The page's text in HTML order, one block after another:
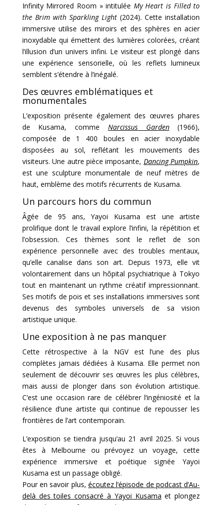
Infinity Mirrored Room » intitulée My Heart is Filled to
the Brim with Sparkling Light (2024). Cette installation
immersive utilise des miroirs et des sphères en acier
inoxydable qui émettent des lumières colorées, créant
l’illusion d’un univers infini. Le visiteur est plongé dans
une expérience sensorielle, où les reflets lumineux
semblent s’étendre à l’inégalé.
Des œuvres emblématiques et
monumentales
L’exposition présente également des œuvres phares
de Kusama, comme Narcissus Garden(1966),
composée de 1 400 boules en acier inoxydable
disposées au sol, reflétant les mouvements des
visiteurs. Une autre pièce imposante, Dancing Pumpkin,
est une sculpture monumentale de neuf mètres de
haut, emblème des motifs récurrents de Kusama.
Un parcours hors du commun
Âgée de 95 ans, Yayoi Kusama est une artiste
prolifique dont le travail explore l’infini, la répétition et
l’obsession. Ces thèmes sont le reflet de son
expérience personnelle avec des troubles mentaux,
qu’elle canalise dans son art. Depuis 1973, elle vit
volontairement dans un hôpital psychiatrique à Tokyo
tout en maintenant un rythme créatif impressionnant.
Ses motifs de pois et ses installations immersives sont
devenus des symboles universels de sa vision
artistique unique.
Une exposition à ne pas manquer
Cette rétrospective à la NGV est l’une des plus
complètes jamais dédiées à Kusama. Elle permet non
seulement de découvrir ses œuvres les plus célèbres,
mais aussi de plonger dans son évolution artistique.
C’est une occasion rare de célébrer l’ingéniosité et la
résilience d’une artiste qui continue de repousser les
frontières de l’art contemporain.
L’exposition se tiendra jusqu’au 21 avril 2025. Si vous
êtes à Melbourne ou prévoyez un voyage, cette
expérience immersive et poétique signée Yayoi
Kusama est un passage obligé.
Pour en savoir plus, écoutez l’épisode de podcast d’Au-
delà des toiles consacré à Yayoi Kusama et plongez